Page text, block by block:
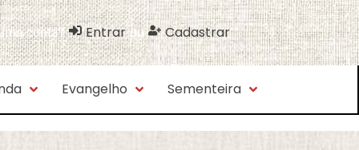
conta? Entrar ou Cadastrar
Evangelho Sementeira